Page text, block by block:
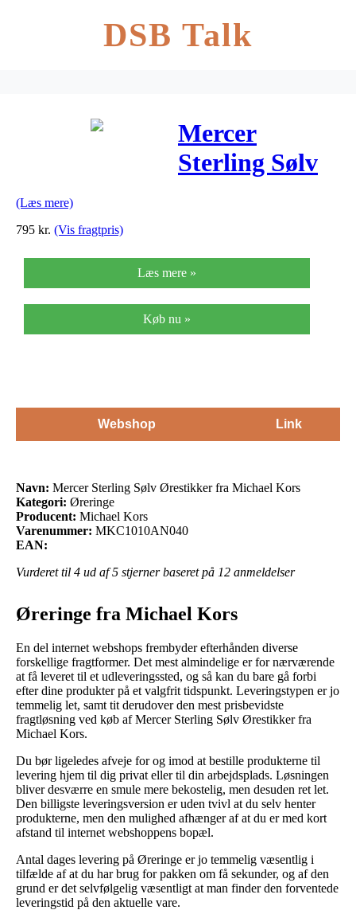
DSB Talk
Mercer
Sterling Sølv
(Læs mere)
795 kr. (Vis fragtpris)
Læs mere »
Køb nu »
Webshop Link
Navn: Mercer Sterling Sølv Ørestikker fra Michael Kors
Kategori: Øreringe
Producent: Michael Kors
Varenummer: MKC1010AN040
EAN:
Vurderet til 4 ud af 5 stjerner baseret på 12 anmeldelser
Øreringe fra Michael Kors
En del internet webshops frembyder efterhånden diverse
forskellige fragtformer. Det mest almindelige er for nærværende
at få leveret til et udleveringssted, og så kan du bare gå forbi
efter dine produkter på et valgfrit tidspunkt. Leveringstypen er jo
temmelig let, samt tit derudover den mest prisbevidste
fragtløsning ved køb af Mercer Sterling Sølv Ørestikker fra
Michael Kors.
Du bør ligeledes afveje for og imod at bestille produkterne til
levering hjem til dig privat eller til din arbejdsplads. Løsningen
bliver desværre en smule mere bekostelig, men desuden ret let.
Den billigste leveringsversion er uden tvivl at du selv henter
produkterne, men den mulighed afhænger af at du er med kort
afstand til internet webshoppens bopæl.
Antal dages levering på Øreringe er jo temmelig væsentlig i
tilfælde af at du har brug for pakken om få sekunder, og af den
grund er det selvfølgelig væsentligt at man finder den forventede
leveringstid på den aktuelle vare.